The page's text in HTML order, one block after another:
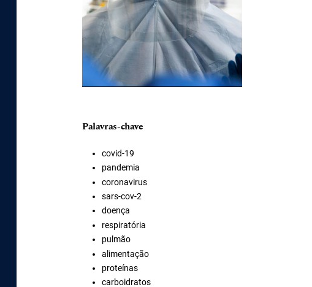
Palavras-chave
covid-19
pandemia
coronavirus
sars-cov-2
doença
respiratória
pulmão
alimentação
proteínas
carboidratos